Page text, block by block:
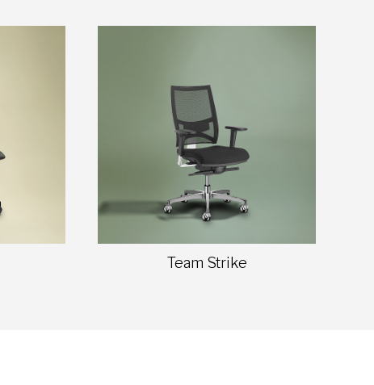
Team Strike